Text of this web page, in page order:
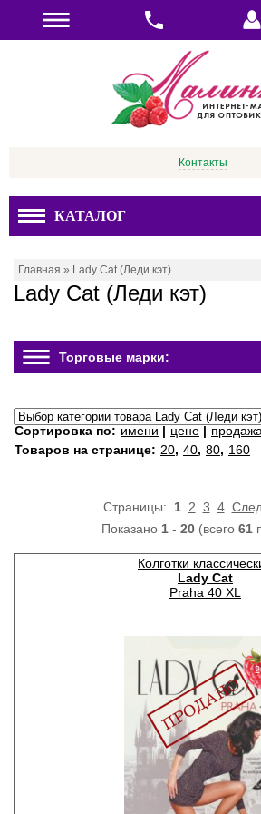
Контакты
КАТАЛОГ
Главная » Lady Cat (Леди кэт)
Lady Cat (Леди кэт)
Торговые марки:
Сортировка по: имени | цене |
Товаров на странице: 20, 40, 80, 160
Страницы: 1 2 3 4
Показано 1- 20(всего 61
Колготки
Lady Cat
Praha 40 XL